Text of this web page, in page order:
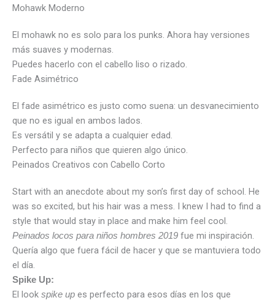
Mohawk Moderno
El mohawk no es solo para los punks. Ahora hay versiones
más suaves y modernas.
Puedes hacerlo con el cabello liso o rizado.
Fade Asimétrico
El fade asimétrico es justo como suena: un desvanecimiento
que no es igual en ambos lados.
Es versátil y se adapta a cualquier edad.
Perfecto para niños que quieren algo único.
Peinados Creativos con Cabello Corto
Start with an anecdote about my son’s first day of school. He
was so excited, but his hair was a mess. I knew I had to find a
style that would stay in place and make him feel cool.
Peinados locos para niños hombres 2019 fue mi inspiración.
Quería algo que fuera fácil de hacer y que se mantuviera todo
el día.
Spike Up:
El look spike up es perfecto para esos días en los que